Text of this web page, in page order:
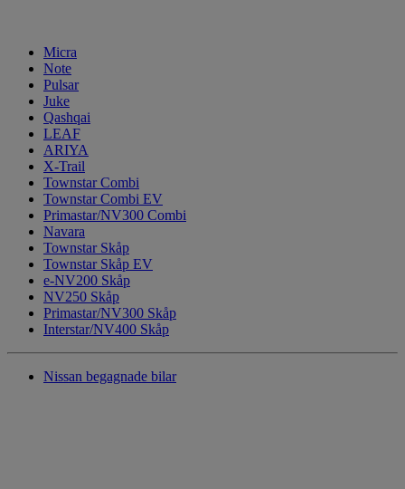
Micra
Note
Pulsar
Juke
Qashqai
LEAF
ARIYA
X-Trail
Townstar Combi
Townstar Combi EV
Primastar/NV300 Combi
Navara
Townstar Skåp
Townstar Skåp EV
e-NV200 Skåp
NV250 Skåp
Primastar/NV300 Skåp
Interstar/NV400 Skåp
Nissan begagnade bilar